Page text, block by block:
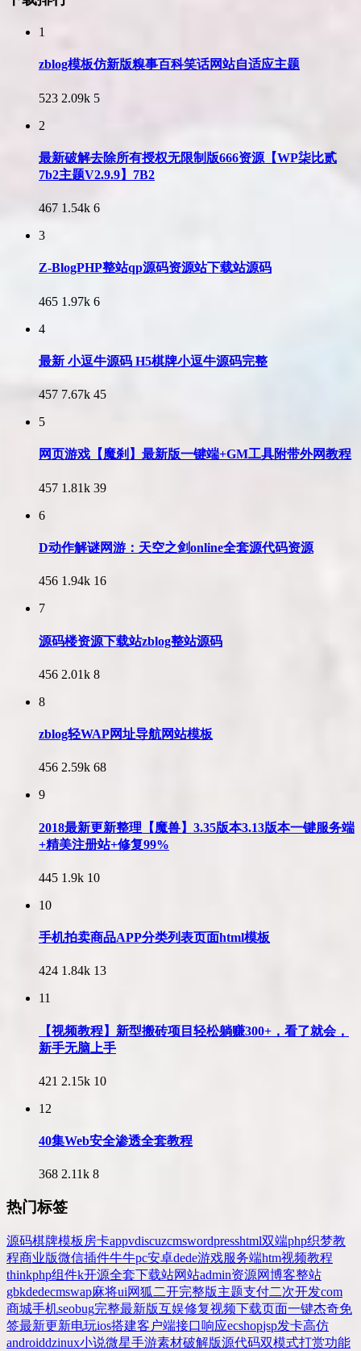
1
zblog模板仿新版糗事百科笑话网站自适应主题
523 2.09k 5
2
最新破解去除所有授权无限制版666资源【WP柒比贰
7b2主题V2.9.9】7B2
467 1.54k 6
3
Z-BlogPHP整站qp源码资源站下载站源码
465 1.97k 6
4
最新 小逗牛源码 H5棋牌小逗牛源码完整
457 7.67k 45
5
网页游戏【魔刹】最新版一键端+GM工具附带外网教程
457 1.81k 39
6
D动作解谜网游：天空之剑online全套源代码资源
456 1.94k 16
7
源码楼资源下载站zblog整站源码
456 2.01k 8
8
zblog轻WAP网址导航网站模板
456 2.59k 68
9
2018最新更新整理【魔兽】3.35版本3.13版本一键服务端
+精美注册站+修复99%
445 1.9k 10
10
手机拍卖商品APP分类列表页面html模板
424 1.84k 13
11
【视频教程】新型搬砖项目轻松躺赚300+，看了就会，
新手无脑上手
421 2.15k 10
12
40集Web安全渗透全套教程
368 2.11k 8
热门标签
源码棋牌模板 房卡appvdiscuzcmswordpresshtml双端php织梦教
程商业版微信插件牛牛pc安卓dede游戏服务端htm视频教程
thinkphp组件k开源全套下载站网站admin资源网博客整站
gbkdedecmswap麻将ui网狐 二开完整版主题支付二次开发com
商城手机seobug完整最新版互娱修复视频下载页面一键杰奇免
签最新更新电玩ios搭建客户端接口响应ecshopjsp发卡高仿
androiddzinux小说微星手游素材破解版源代码双模式打赏功能